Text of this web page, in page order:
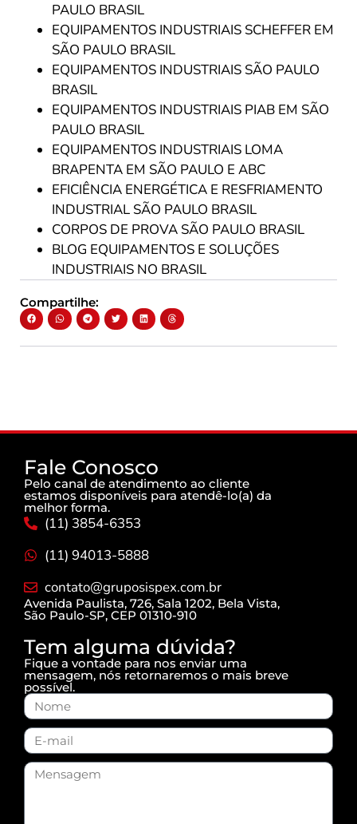
PAULO BRASIL
EQUIPAMENTOS INDUSTRIAIS SCHEFFER EM
SÃO PAULO BRASIL
EQUIPAMENTOS INDUSTRIAIS SÃO PAULO
BRASIL
EQUIPAMENTOS INDUSTRIAIS PIAB EM SÃO
PAULO BRASIL
EQUIPAMENTOS INDUSTRIAIS LOMA
BRAPENTA EM SÃO PAULO E ABC
EFICIÊNCIA ENERGÉTICA E RESFRIAMENTO
INDUSTRIAL SÃO PAULO BRASIL
CORPOS DE PROVA SÃO PAULO BRASIL
BLOG EQUIPAMENTOS E SOLUÇÕES
INDUSTRIAIS NO BRASIL
Compartilhe:
Fale Conosco
Pelo canal de atendimento ao cliente
estamos disponíveis para atendê-lo(a) da
melhor forma.
(11) 3854-6353
(11) 94013-5888
contato@gruposispex.com.br
Avenida Paulista, 726, Sala 1202, Bela Vista,
São Paulo-SP, CEP 01310-910
Tem alguma dúvida?
Fique a vontade para nos enviar uma
mensagem, nós retornaremos o mais breve
possível.